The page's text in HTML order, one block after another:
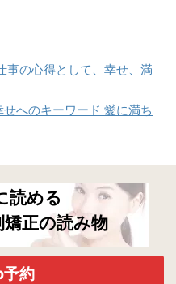
の心得として、幸せ、満
へのキーワード 愛に満ち
読める
矯正の読み物
約